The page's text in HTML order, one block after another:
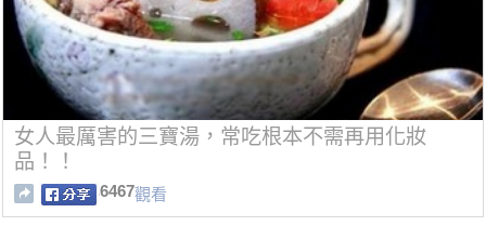
女人最厲害的三寶湯，常吃根本不需再用化妝
品！！
6467觀看